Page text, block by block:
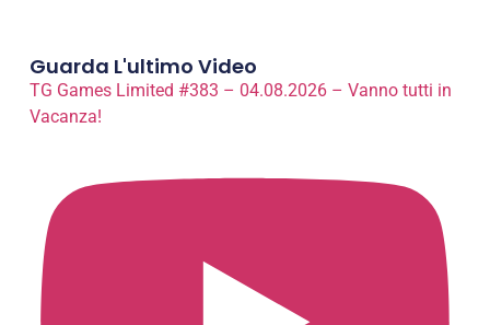
Guarda L'ultimo Video
TG Games Limited #383 – 04.08.2026 – Vanno tutti in
Vacanza!